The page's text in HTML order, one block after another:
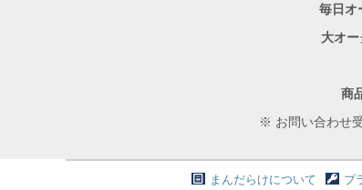
毎日オ
大オ
商
※ お問い合わせ
まんだらけについて プ